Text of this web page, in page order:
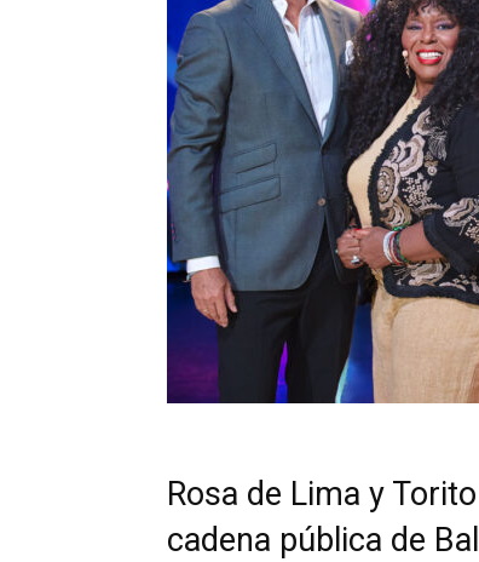
Rosa de Lima y
cadena pública de